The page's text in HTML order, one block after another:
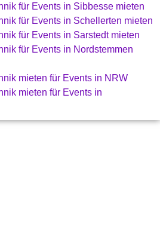
für Events in Sibbesse mieten
für Events in Schellerten mieten
für Events in Sarstedt mieten
für Events in Nordstemmen
mieten für Events in NRW
mieten für Events in